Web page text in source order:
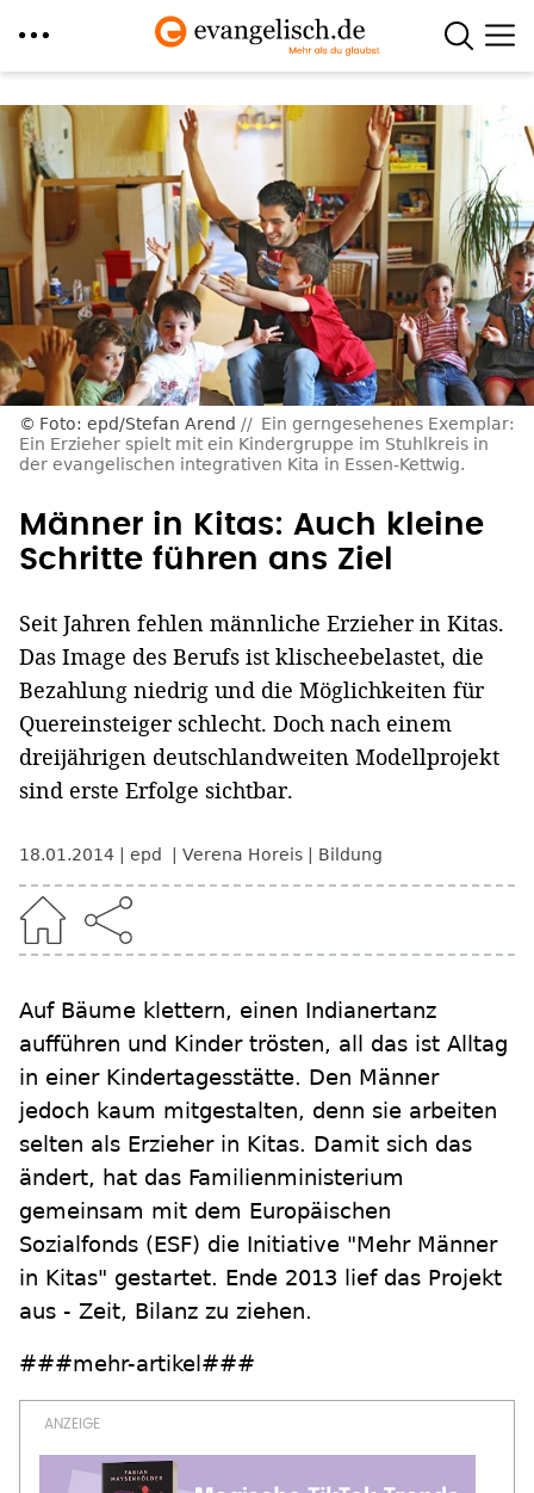
zum
Inhalt
Foto: epd/Stefan Arend
Ein gerngesehenes Exemplar:
Ein Erzieher spielt mit ein Kindergruppe im Stuhlkreis in
der evangelischen integrativen Kita in Essen-Kettwig.
Männer in Kitas: Auch kleine
Schritte führen ans Ziel
Seit Jahren fehlen männliche Erzieher in Kitas.
Das Image des Berufs ist klischeebelastet, die
Bezahlung niedrig und die Möglichkeiten für
Quereinsteiger schlecht. Doch nach einem
dreijährigen deutschlandweiten Modellprojekt
sind erste Erfolge sichtbar.
18.01.2014 epd Verena Horeis Bildung
Auf Bäume klettern, einen Indianertanz
aufführen und Kinder trösten, all das ist Alltag
in einer Kindertagesstätte. Den Männer
jedoch kaum mitgestalten, denn sie arbeiten
selten als Erzieher in Kitas. Damit sich das
ändert, hat das Familienministerium
gemeinsam mit dem Europäischen
Sozialfonds (ESF) die Initiative "Mehr Männer
in Kitas" gestartet. Ende 2013 lief das Projekt
aus - Zeit, Bilanz zu ziehen.
###mehr-artikel###